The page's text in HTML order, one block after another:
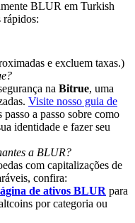
USDT prize pool!
USDT
BLUR em Turkish
e excluem taxas.)
na Bitrue, uma
Visite nosso guia de
passo a passo sobre como
identidade e fazer seu
a BLUR?
com capitalizações de
confira:
de ativos BLUR para
por categoria ou